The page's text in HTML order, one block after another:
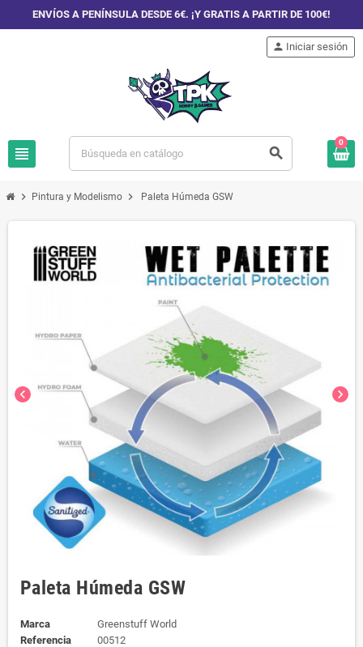
ENVÍOS A PENÍNSULA DESDE 6€. ¡Y GRATIS A PARTIR DE 100€!
view_headline search
person Iniciar sesión
0
chevron_right Pintura y Modelismo chevron_right Paleta Húmeda GSW
chevron_left chevron_right
Paleta Húmeda GSW
Marca
Greenstuff World
Referencia
00512